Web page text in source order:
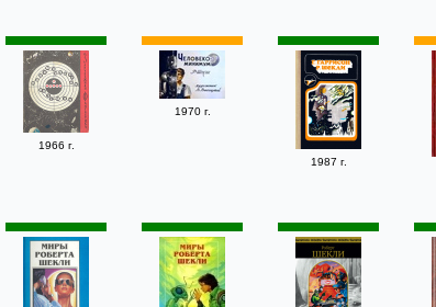
1966 г.
1970 г.
1987 г.